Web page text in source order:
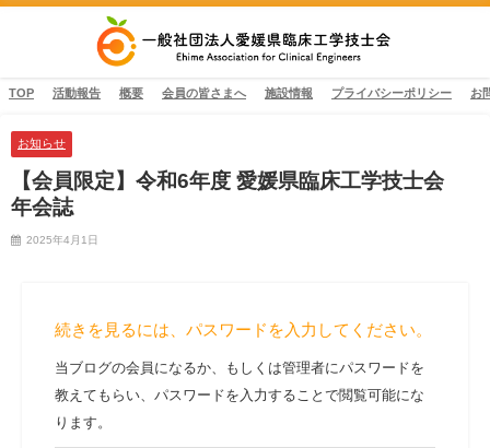
TOP 活動報告 概要 会員の皆さまへ 施設情報 プライバシーポリシー お
お知らせ
【会員限定】令和6年度 愛媛県臨床工学技士会
年会誌
2025年4月1日
続きを見るには、パスワードを入力してください。
当ブログの会員になるか、もしくは管理者にパスワードを
教えてもらい、パスワードを入力することで閲覧可能にな
ります。